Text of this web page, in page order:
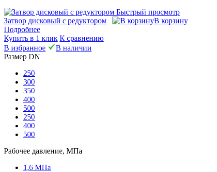
Быстрый просмотр
Затвор дисковый с редуктором
В корзину
Подробнее
Купить в 1 клик К сравнению
В избранное
В наличии
Размер DN
250
300
350
400
500
250
400
500
Рабочее давление, МПа
1,6 МПа